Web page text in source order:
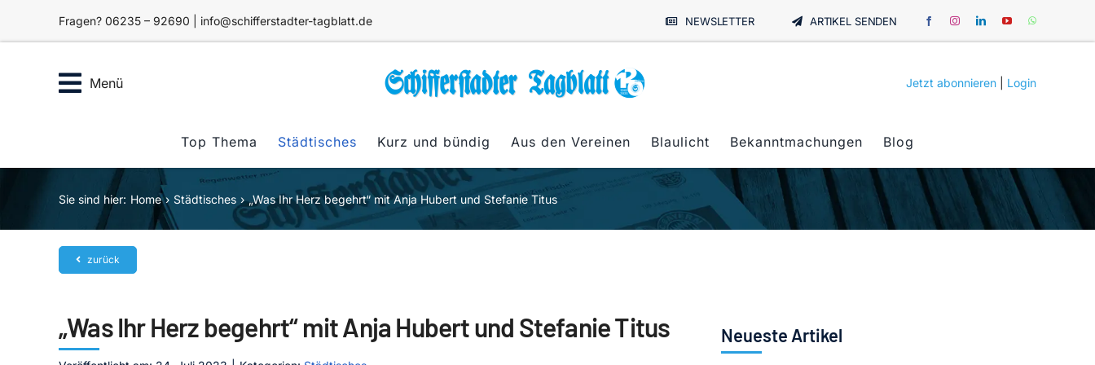
Fragen? 06235 – 92690 | info@schifferstadter-tagblatt.de NEWSLETTER ARTIKEL SENDEN
Menü Jetzt abonnieren Login
Top Thema Städtisches Kurz und bündig Aus den Vereinen Blaulicht Bekanntmachungen Blog
Sie sind hier: Home Städtisches „Was Ihr Herz begehrt“ mit Anja Hubert und Stefanie Titus
zurück
„Was Ihr Herz begehrt“ mit Anja Hubert und Stefanie Titus Neueste Artikel